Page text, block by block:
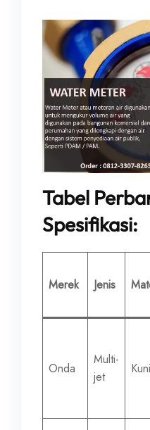
Tabel
Spesifikasi:
Merek Jenis
Onda
Multi-
jet